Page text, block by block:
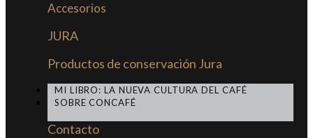
Accesorios
JURA
Productos de conservación Jura
MI LIBRO: LA NUEVA CULTURA DEL CAFÉ
SOBRE CONCAFÉ
Contacto